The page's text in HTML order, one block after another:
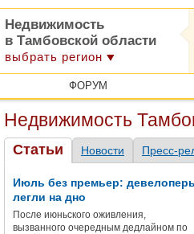
Недвижимость
в Тамбовской области
выбрать регион
ФОРУМ
Недвижимость
Статьи Новости Пресс-
Июль без премьер:
легли на дно
После июньского оживления,
вызванного очередным дедлайном по